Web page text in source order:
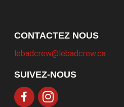
CONTACTEZ NOUS
lebadcrew@lebadcrew.ca
SUIVEZ-NOUS